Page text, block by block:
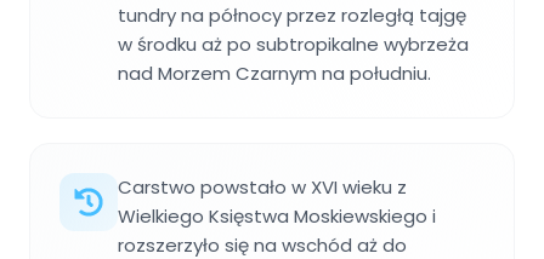
tundry na północy przez rozległą tajgę
w środku aż po subtropikalne wybrzeża
nad Morzem Czarnym na południu.
Carstwo powstało w XVI wieku z
Wielkiego Księstwa Moskiewskiego i
rozszerzyło się na wschód aż do